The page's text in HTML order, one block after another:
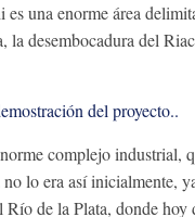
una enorme área
la desembocadura del
del proyecto..
complejo industrial,
lo era así inicialmente,
de la Plata, donde hoy